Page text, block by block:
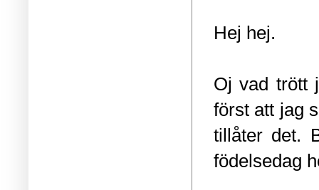
Hej hej.
Oj vad trött
först att jag
tillåter det.
födelsedag